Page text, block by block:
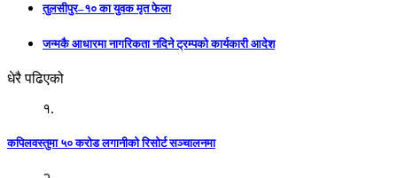
तुलसीपुर–१० का युवक मृत फेला
जन्मकै आधारमा नागरिकता नदिने ट्रम्पको कार्यकारी आदेश
धेरै पढिएको
१.
कपिलवस्तुमा ५० करोड लगानीको रिसोर्ट सञ्चालनमा